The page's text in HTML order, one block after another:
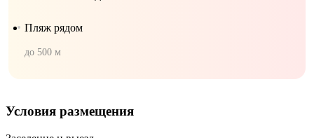
Пляж рядом
до 500 м
Условия размещения